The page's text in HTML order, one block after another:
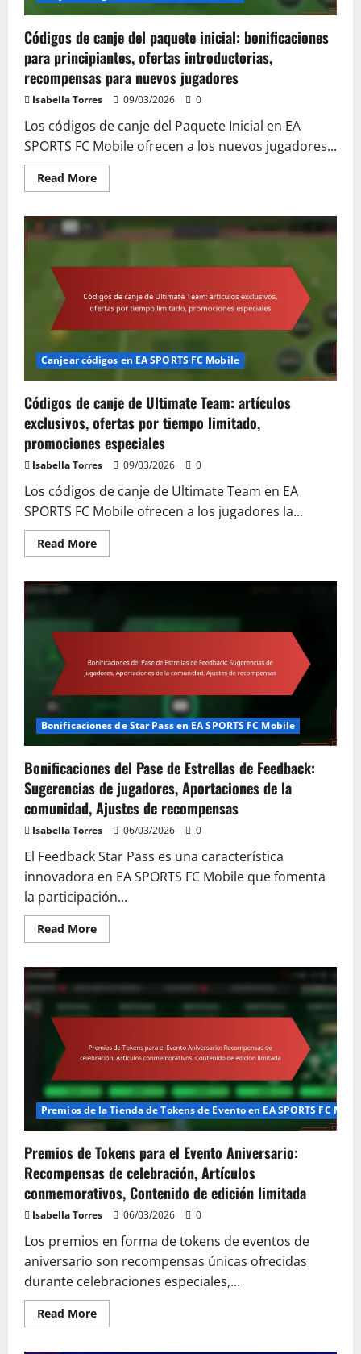
Códigos de canje del paquete inicial: bonificaciones
para principiantes, ofertas introductorias,
recompensas para nuevos jugadores
Isabella Torres 09/03/2026 0
Los códigos de canje del Paquete Inicial en EA
SPORTS FC Mobile ofrecen a los nuevos jugadores...
Read MoreRead
more
canje
del
inicial:
para
principiantes,
ofertas
recompensas
nuevos
jugadores
Canjear códigos en EA SPORTS FC Mobile
Códigos de canje de Ultimate Team: artículos
exclusivos, ofertas por tiempo limitado,
promociones especiales
Isabella Torres 09/03/2026 0
Los códigos de canje de Ultimate Team en EA
SPORTS FC Mobile ofrecen a los jugadores la...
Read MoreRead
more
Ultimate
Team:
ofertas
por
limitado,
promociones
especiales
Bonificaciones de Star Pass en EA SPORTS FC Mobile
Bonificaciones del Pase de Estrellas de Feedback:
Sugerencias de jugadores, Aportaciones de la
comunidad, Ajustes de recompensas
Isabella Torres 06/03/2026 0
El Feedback Star Pass es una característica
innovadora en EA SPORTS FC Mobile que fomenta
la participación...
Read MoreRead
more
Pase
de
Estrellas
de
de
jugadores,
de
la
comunidad,
Ajustes
de
Premios de la Tienda de Tokens de Evento en EA SPORTS FC
Premios de Tokens para el Evento Aniversario:
Recompensas de celebración, Artículos
conmemorativos, Contenido de edición limitada
Isabella Torres 06/03/2026 0
Los premios en forma de tokens de eventos de
aniversario son recompensas únicas ofrecidas
durante celebraciones especiales,...
Read MoreRead
more